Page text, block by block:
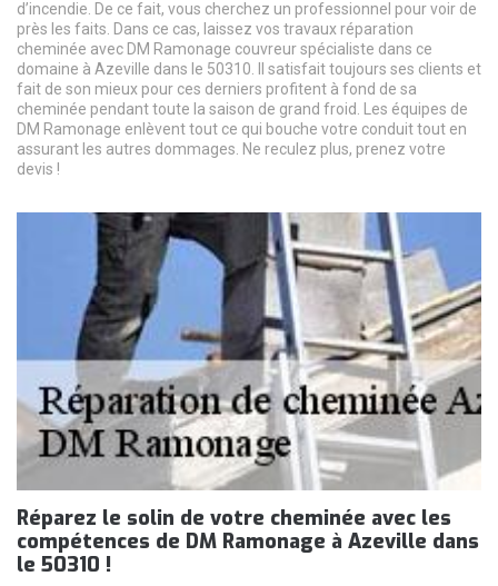
d’incendie. De ce fait, vous cherchez un professionnel pour voir de
près les faits. Dans ce cas, laissez vos travaux réparation
cheminée avec DM Ramonage couvreur spécialiste dans ce
domaine à Azeville dans le 50310. Il satisfait toujours ses clients et
fait de son mieux pour ces derniers profitent à fond de sa
cheminée pendant toute la saison de grand froid. Les équipes de
DM Ramonage enlèvent tout ce qui bouche votre conduit tout en
assurant les autres dommages. Ne reculez plus, prenez votre
devis !
Réparez le solin de votre cheminée avec les
compétences de DM Ramonage à Azeville dans
le 50310 !